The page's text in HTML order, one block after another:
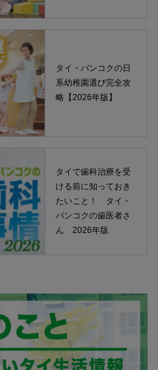
タイ・バンコクの日
系幼稚園選び完全攻
略【2026年版】
タイで歯科治療を受
ける前に知っておき
たいこと！ タイ・
バンコクの歯医者さ
ん 2026年版